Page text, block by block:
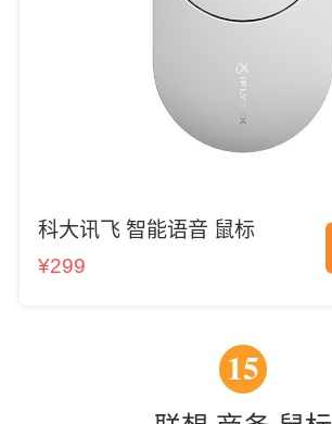
科大讯飞 智能语音 鼠标
¥299
15